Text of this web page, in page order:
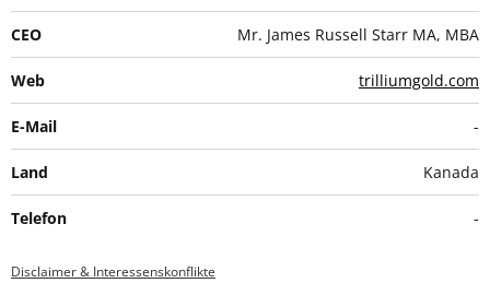
CEO Mr. James Russell Starr MA, MBA
Web trilliumgold.com
E-Mail -
Land Kanada
Telefon -
Disclaimer & Interessenskonflikte